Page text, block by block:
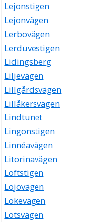
Lejonstigen
Lejonvägen
Lerbovägen
Lerduvestigen
Lidingsberg
Liljevägen
Lillgårdsvägen
Lillåkersvägen
Lindtunet
Lingonstigen
Linnéavägen
Litorinavägen
Loftstigen
Lojovägen
Lokevägen
Lotsvägen